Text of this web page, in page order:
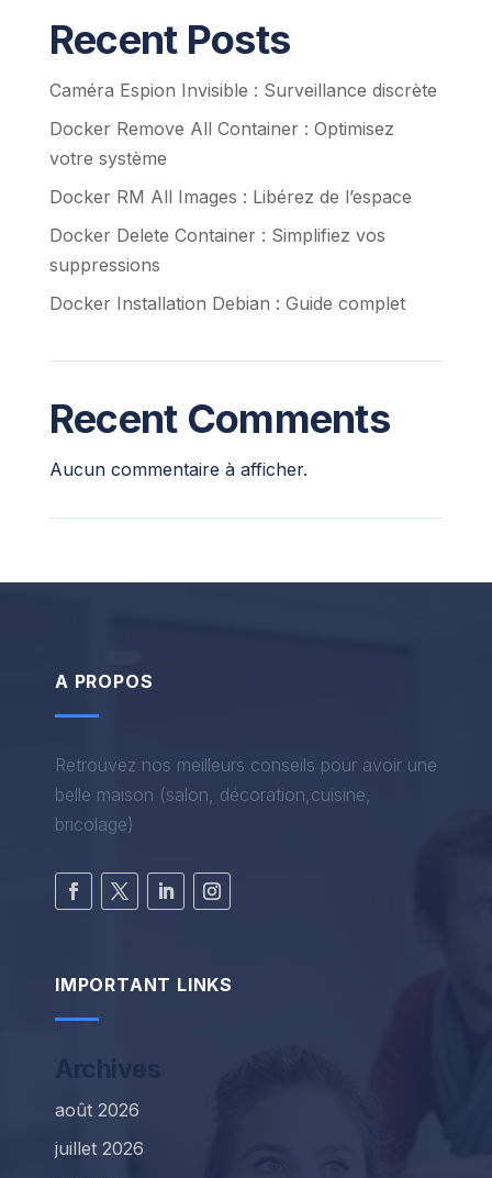
Recent Posts
Caméra Espion Invisible : Surveillance discrète
Docker Remove All Container : Optimisez
votre système
Docker RM All Images : Libérez de l’espace
Docker Delete Container : Simplifiez vos
suppressions
Docker Installation Debian : Guide complet
Recent Comments
Aucun commentaire à afficher.
A PROPOS
Retrouvez nos meilleurs conseils pour avoir une
belle maison (salon, décoration,cuisine,
bricolage)
IMPORTANT LINKS
août 2026
juillet 2026